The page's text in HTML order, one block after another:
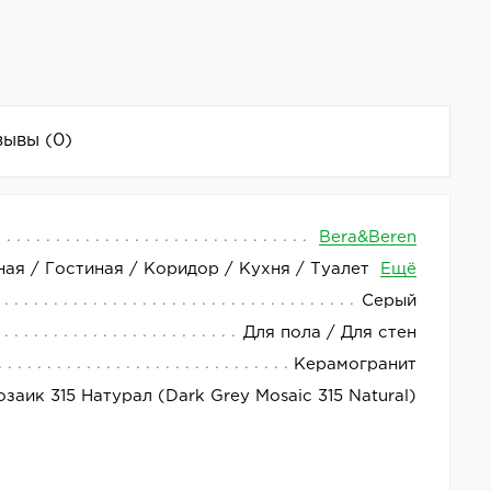
(0)
Bera&Beren
/ Гостиная / Коридор / Кухня / Туалет Ещё
Серый
Для пола / Для стен
Керамогранит
315 Натурал (Dark Grey Mosaic 315 Natural)
решение для отделки интерьера и
сочетается с различными стилями
он прекрасно подходит для